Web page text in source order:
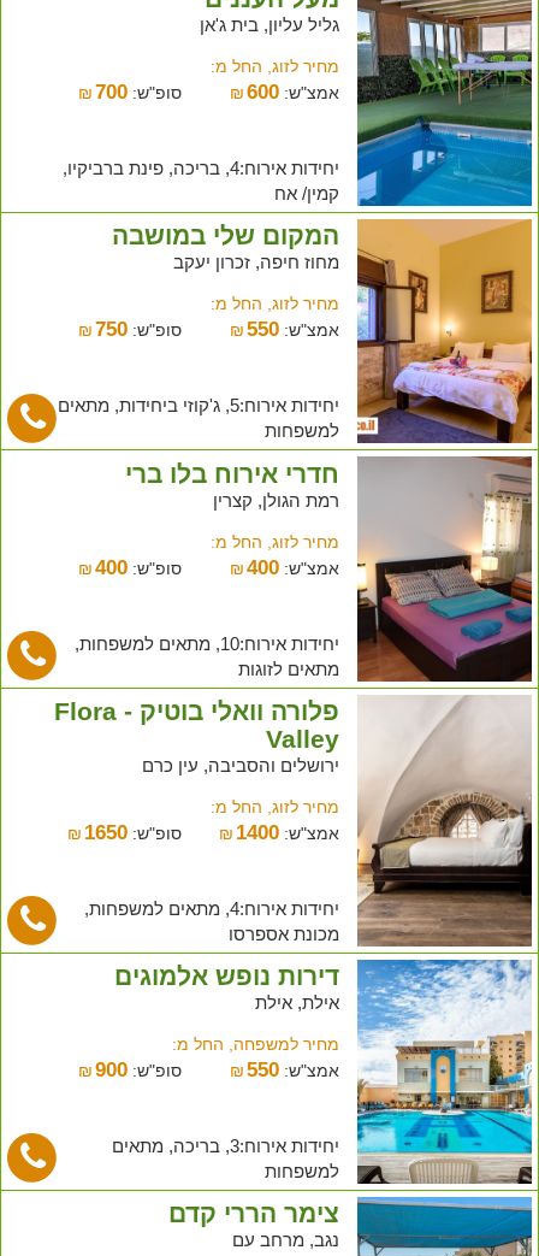
גליל עליון, בית ג'אן
מחיר לזוג, החל מ:
אמצ"ש:
₪600 סופ"ש: ₪ 700
יחידות אירוח:4, בריכה, פינת ברביקיו,
קמין/ אח
המקום שלי במושבה
מחוז חיפה, זכרון יעקב
מחיר לזוג, החל מ:
אמצ"ש:
₪550 סופ"ש: ₪ 750
יחידות אירוח:5, ג'קוזי ביחידות, מתאים
למשפחות
חדרי אירוח בלו ברי
רמת הגולן, קצרין
מחיר לזוג, החל מ:
אמצ"ש:
₪400 סופ"ש: ₪ 400
יחידות אירוח:10, מתאים למשפחות,
מתאים לזוגות
פלורה וואלי בוטיק - Flora
Valley
ירושלים והסביבה, עין כרם
מחיר לזוג, החל מ:
אמצ"ש:
₪ 1400 סופ"ש: ₪ 1650
יחידות אירוח:4, מתאים למשפחות,
מכונת אספרסו
דירות נופש אלמוגים
אילת, אילת
מחיר למשפחה, החל מ:
אמצ"ש:
₪550 סופ"ש: ₪ 900
יחידות אירוח:3, בריכה, מתאים
למשפחות
צימר הררי קדם
נגב, מרחב עם